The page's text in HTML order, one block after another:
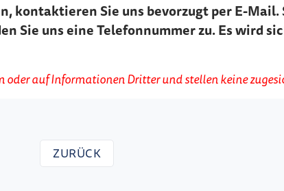
kontaktieren Sie uns bevorzugt per E-
Sie uns eine Telefonnummer zu. Es wird
auf Informationen Dritter und stellen keine
ZURÜCK